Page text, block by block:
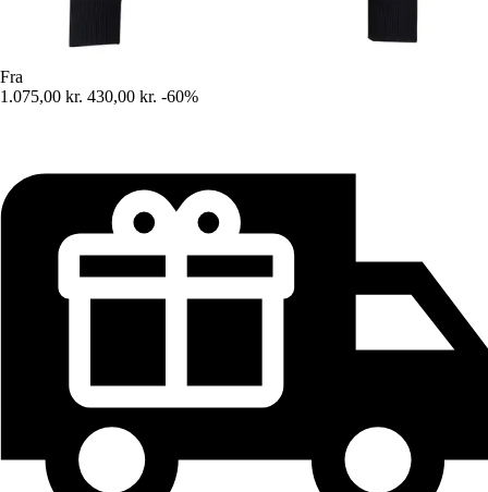
Fra
1.075,00 kr. 430,00 kr. -60%